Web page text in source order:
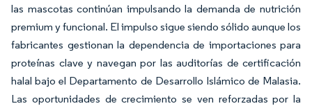
las mascotas continúan impulsando la demanda de nutrición
premium y funcional. El impulso sigue siendo sólido aunque los
fabricantes gestionan la dependencia de importaciones para
proteínas clave y navegan por las auditorías de certificación
halal bajo el Departamento de Desarrollo Islámico de Malasia.
Las oportunidades de crecimiento se ven reforzadas por la